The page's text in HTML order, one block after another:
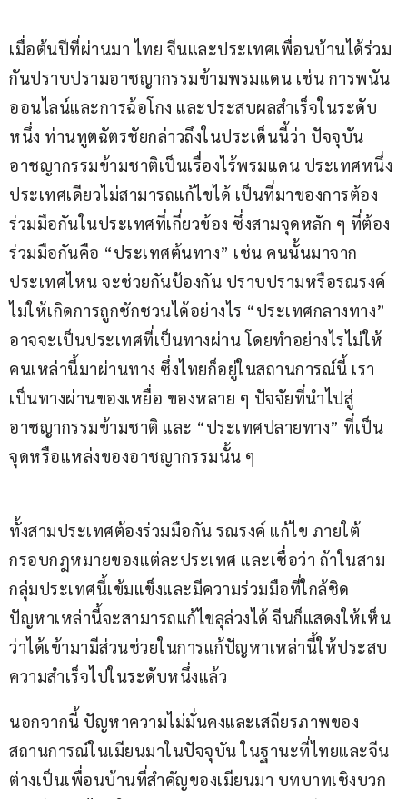
เมื่อต้นปีที่ผ่านมา ไทย จีนและประเทศเพื่อนบ้านได้ร่วม
กันปราบปรามอาชญากรรมข้ามพรมแดน เช่น การพนัน
ออนไลน์และการฉ้อโกง และประสบผลสำเร็จในระดับ
หนึ่ง ท่านทูตฉัตรชัยกล่าวถึงในประเด็นนี้ว่า ปัจจุบัน
อาชญากรรมข้ามชาติเป็นเรื่องไร้พรมแดน ประเทศหนึ่ง
ประเทศเดียวไม่สามารถแก้ไขได้ เป็นที่มาของการต้อง
ร่วมมือกันในประเทศที่เกี่ยวข้อง ซึ่งสามจุดหลัก ๆ ที่ต้อง
ร่วมมือกันคือ “ประเทศต้นทาง” เช่น คนนั้นมาจาก
ประเทศไหน จะช่วยกันป้องกัน ปราบปรามหรือรณรงค์
ไม่ให้เกิดการถูกชักชวนได้อย่างไร “ประเทศกลางทาง”
อาจจะเป็นประเทศที่เป็นทางผ่าน โดยทำอย่างไรไม่ให้
คนเหล่านี้มาผ่านทาง ซึ่งไทยก็อยู่ในสถานการณ์นี้ เรา
เป็นทางผ่านของเหยื่อ ของหลาย ๆ ปัจจัยที่นำไปสู่
อาชญากรรมข้ามชาติ และ “ประเทศปลายทาง” ที่เป็น
จุดหรือแหล่งของอาชญากรรมนั้น ๆ
ทั้งสามประเทศต้องร่วมมือกัน รณรงค์ แก้ไข ภายใต้
กรอบกฎหมายของแต่ละประเทศ และเชื่อว่า ถ้าในสาม
กลุ่มประเทศนี้เข้มแข็งและมีความร่วมมือที่ใกล้ชิด
ปัญหาเหล่านี้จะสามารถแก้ไขลุล่วงได้ จีนก็แสดงให้เห็น
ว่าได้เข้ามามีส่วนช่วยในการแก้ปัญหาเหล่านี้ให้ประสบ
ความสำเร็จไปในระดับหนึ่งแล้ว
นอกจากนี้ ปัญหาความไม่มั่นคงและเสถียรภาพของ
สถานการณ์ในเมียนมาในปัจจุบัน ในฐานะที่ไทยและจีน
ต่างเป็นเพื่อนบ้านที่สำคัญของเมียนมา บทบาทเชิงบวก